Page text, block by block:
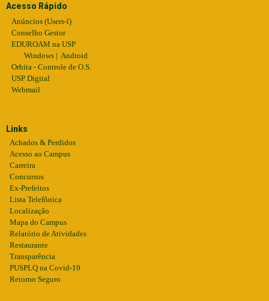
Acesso Rápido
Anúncios (Users-l)
Conselho Gestor
EDUROAM na USP
Windows | Android
Orbita - Controle de O.S.
USP Digital
Webmail
Links
Achados & Perdidos
Acesso ao Campus
Carreira
Concursos
Ex-Prefeitos
Lista Telefônica
Localização
Mapa do Campus
Relatório de Atividades
Restaurante
Transparência
PUSPLQ na Covid-19
Retorno Seguro